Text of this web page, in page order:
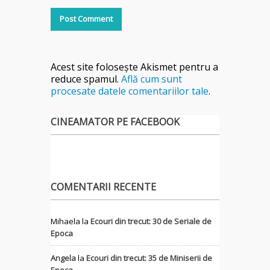
Acest site folosește Akismet pentru a
reduce spamul. Află cum sunt
procesate datele comentariilor tale.
CINEAMATOR PE FACEBOOK
COMENTARII RECENTE
Mihaela la Ecouri din trecut: 30 de Seriale de
Epoca
Angelala Ecouri din trecut: 35 de Miniserii de